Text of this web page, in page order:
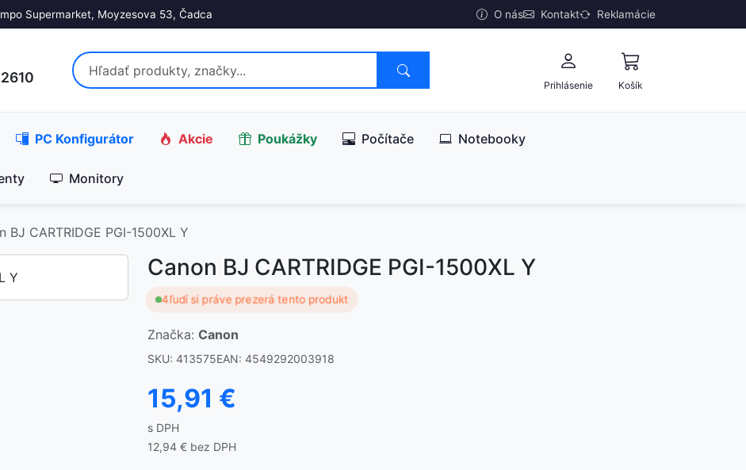
Supermarket, Moyzesova 53, Čadca O nás Kontakt Reklamácie
Prihlásenie Košík
PC Konfigurátor Akcie Poukážky Počítače Notebooky
Monitory
BJ CARTRIDGE PGI-1500XL Y
Canon BJ CARTRIDGE PGI-1500XL Y
4ľudí si práve prezerá tento produkt
Značka: Canon
SKU: 413575EAN: 4549292003918
15,91 €
s DPH
12,94 € bez DPH